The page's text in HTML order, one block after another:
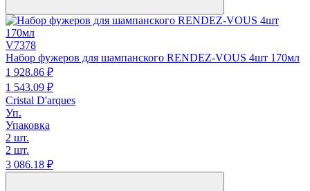
V7378
Набор фужеров для шампанского RENDEZ-VOUS 4шт 170мл
1 928.86 ₽
1 543.09 ₽
Cristal D'arques
Уп.
Упаковка
2 шт.
2 шт.
3 086.18 ₽